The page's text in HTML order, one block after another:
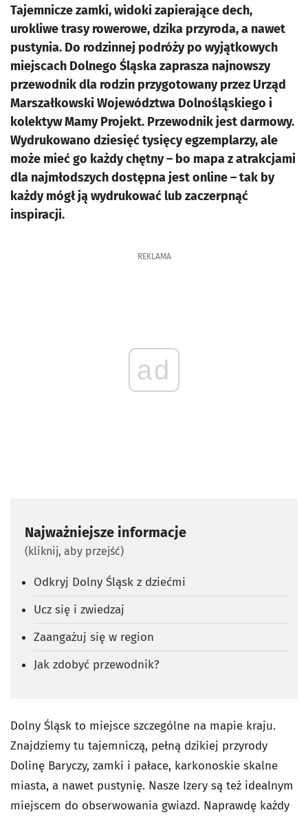
Tajemnicze zamki, widoki zapierające dech,
urokliwe trasy rowerowe, dzika przyroda, a nawet
pustynia. Do rodzinnej podróży po wyjątkowych
miejscach Dolnego Śląska zaprasza najnowszy
przewodnik dla rodzin przygotowany przez Urząd
Marszałkowski Województwa Dolnośląskiego i
kolektyw Mamy Projekt. Przewodnik jest darmowy.
Wydrukowano dziesięć tysięcy egzemplarzy, ale
może mieć go każdy chętny – bo mapa z atrakcjami
dla najmłodszych dostępna jest online – tak by
każdy mógł ją wydrukować lub zaczerpnąć
inspiracji.
REKLAMA
ad
Najważniejsze informacje
(kliknij, aby przejść)
Odkryj Dolny Śląsk z dziećmi
Ucz się i zwiedzaj
Zaangażuj się w region
Jak zdobyć przewodnik?
Dolny Śląsk to miejsce szczególne na mapie kraju.
Znajdziemy tu tajemniczą, pełną dzikiej przyrody
Dolinę Baryczy, zamki i pałace, karkonoskie skalne
miasta, a nawet pustynię. Nasze Izery są też idealnym
miejscem do obserwowania gwiazd. Naprawdę każdy